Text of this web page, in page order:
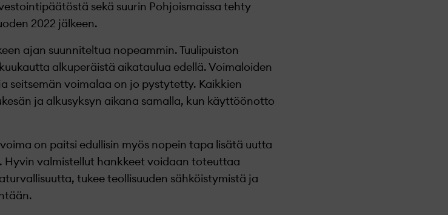
sekä suurin Pohjoismaissa tehty
2022 jälkeen.
ajan suunniteltua nopeammin. Tuulipuiston
alkuperäistä aikataulua edellä. Voimaloiden
seitsemän voimalaa on jo pystytetty. Kaikkien
ja alkusyksyn aikana samalla, kun käyttöönotto
on paitsi edullisin myös nopein tapa lisätä uutta
valmistellut hankkeet voidaan toteuttaa
tukee teollisuuden sähköistymistä ja